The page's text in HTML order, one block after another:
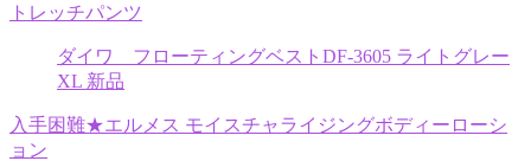
トレッチパンツ
ダイワ フローティングベストDF-3605 ライトグレー
XL 新品
入手困難★エルメス モイスチャライジングボディーローシ
ョン